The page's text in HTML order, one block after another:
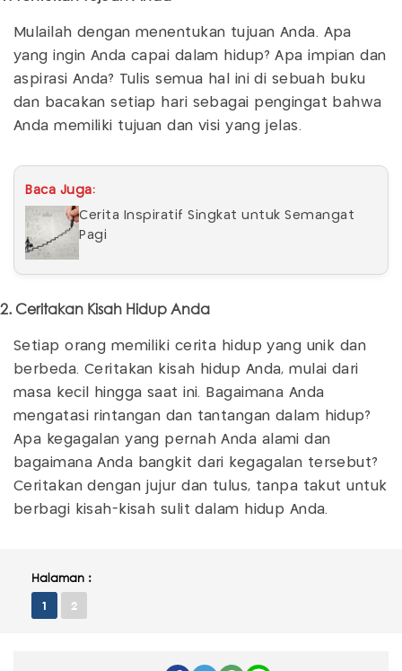
Mulailah dengan menentukan tujuan Anda. Apa
yang ingin Anda capai dalam hidup? Apa impian dan
aspirasi Anda? Tulis semua hal ini di sebuah buku
dan bacakan setiap hari sebagai pengingat bahwa
Anda memiliki tujuan dan visi yang jelas.
Baca Juga:
Cerita Inspiratif Singkat untuk Semangat
Pagi
2. Ceritakan Kisah Hidup Anda
Setiap orang memiliki cerita hidup yang unik dan
berbeda. Ceritakan kisah hidup Anda, mulai dari
masa kecil hingga saat ini. Bagaimana Anda
mengatasi rintangan dan tantangan dalam hidup?
Apa kegagalan yang pernah Anda alami dan
bagaimana Anda bangkit dari kegagalan tersebut?
Ceritakan dengan jujur dan tulus, tanpa takut untuk
berbagi kisah-kisah sulit dalam hidup Anda.
Halaman :
1 2